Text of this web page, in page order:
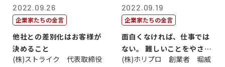
2022.09.26
企業家たちの金言
他社との差別化はお客様が
決めること
(株)ストライク 代表取締役
2022.09.19
企業家たちの金言
面白くなければ、仕事では
ない。 難しいことをやさし
く。やさし...
(株)ホリプロ 創業者 堀威